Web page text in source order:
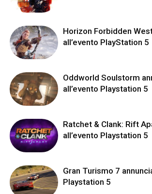
Horizon Forbidden
all’evento PlayStation 5
Oddworld Soulstorm
all’evento Playstation 5
Ratchet & Clank: Rift
all’evento Playstation 5
Gran Turismo 7
Playstation 5